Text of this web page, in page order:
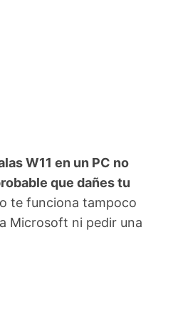
W11 en un PC no
que dañes tu
te funciona tampoco
Microsoft ni pedir una